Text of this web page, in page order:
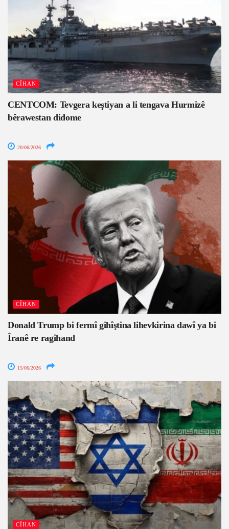
CÎHAN
CENTCOM: Tevgera keştiyan a li tengava Hurmizê
bêrawestan didome
20/06/2026
CÎHAN
Donald Trump bi fermî gihîştina lihevkirina dawî ya bi
Îranê re ragihand
15/06/2026
CÎHAN